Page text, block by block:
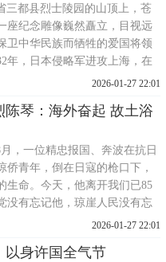
年仅32岁。
三都县烈士陵园的山顶上，苍
座纪念雕像巍然矗立，目视远
卫中华民族而牺牲的爱国将领
年，日本侵略军进攻上海，在
他在牺牲前的最后一刻发出指
枪毙!滕久寿，1899年出生，贵
第，他为
2026-01-27 22:01
琴：海外奋起 故土浴
月，一位精忠报国、奔波在抗日
侨青年，倒在日寇的枪口下，
生命。今天，他离开我们已85
没有忘记他，琼崖人民没有忘
琴像(资料照片)。新华社发琼
南文昌市)人。1928年，他流
2026-01-27 22:01
以身许国全气节